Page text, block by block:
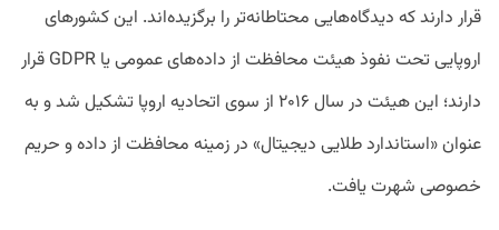
قرار دارند که دیدگاه‌هایی محتاطانه‌تر را برگزیده‌اند. این کشورهای
اروپایی تحت نفوذ هیئت محافظت از داده‌های عمومی یا GDPR قرار
دارند؛ این هیئت در سال ۲۰۱۶ از سوی اتحادیه اروپا تشکیل شد و به
عنوان «استاندارد طلایی دیجیتال» در زمینه محافظت از داده و حریم
خصوصی شهرت یافت.